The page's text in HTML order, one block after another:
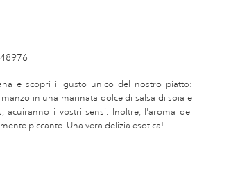
e scopri il gusto unico del nostro piatto:
in una marinata dolce di salsa di soia e
acuiranno i vostri sensi. Inoltre, l'aroma del
piccante. Una vera delizia esotica!